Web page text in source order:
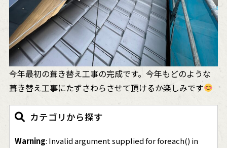
今年最初の葺き替え工事の完成です。今年もどのような
葺き替え工事にたずさわらさせて頂けるか楽しみです
カテゴリから探す
Warning: Invalid argument supplied for foreach() in